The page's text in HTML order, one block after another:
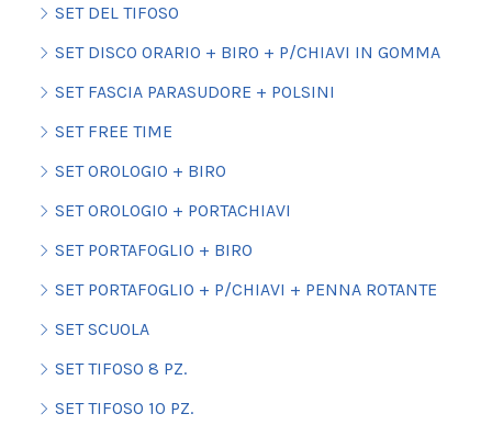
SET DEL TIFOSO
SET DISCO ORARIO + BIRO + P/CHIAVI IN GOMMA
SET FASCIA PARASUDORE + POLSINI
SET FREE TIME
SET OROLOGIO + BIRO
SET OROLOGIO + PORTACHIAVI
SET PORTAFOGLIO + BIRO
SET PORTAFOGLIO + P/CHIAVI + PENNA ROTANTE
SET SCUOLA
SET TIFOSO 8 PZ.
SET TIFOSO 10 PZ.